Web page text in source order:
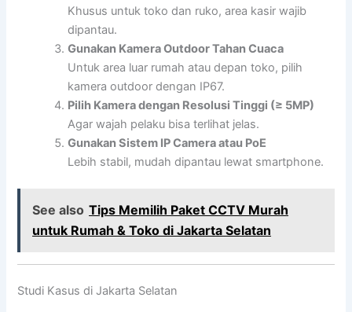
Khusus untuk toko dan ruko, area kasir wajib
dipantau.
Gunakan Kamera Outdoor Tahan Cuaca
Untuk area luar rumah atau depan toko, pilih
kamera outdoor dengan IP67.
Pilih Kamera dengan Resolusi Tinggi (≥ 5MP)
Agar wajah pelaku bisa terlihat jelas.
Gunakan Sistem IP Camera atau PoE
Lebih stabil, mudah dipantau lewat smartphone.
See also Tips Memilih Paket CCTV Murah
untuk Rumah & Toko di Jakarta Selatan
Studi Kasus di Jakarta Selatan